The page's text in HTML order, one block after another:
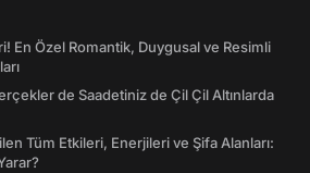
En Özel Romantik, Duygusal ve Resimli
de Saadetiniz de Çil Çil Altınlarda
Tüm Etkileri, Enerjileri ve Şifa Alanları: